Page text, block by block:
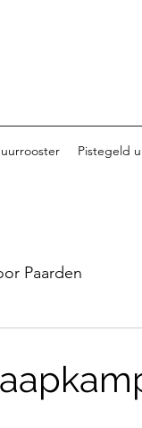
Pistegeld
Paarden